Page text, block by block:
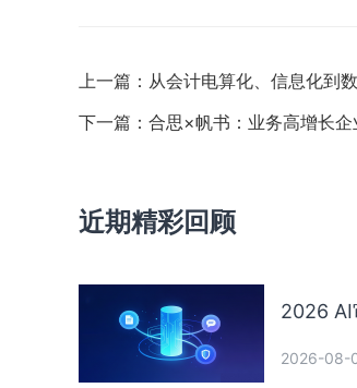
上一篇： 从会计电算化、信息化到
下一篇： 合思×帆书：业务高增长
近期精彩回顾
2026 AI
2026-08-